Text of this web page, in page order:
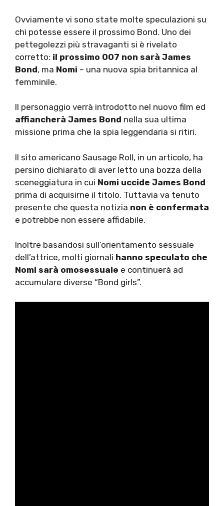
Ovviamente vi sono state molte speculazioni su
chi potesse essere il prossimo Bond. Uno dei
pettegolezzi più stravaganti si è rivelato
corretto: il prossimo 007 non sarà James
Bond, ma Nomi – una nuova spia britannica al
femminile.
Il personaggio verrà introdotto nel nuovo film ed
affiancherà James Bond nella sua ultima
missione prima che la spia leggendaria si ritiri.
Il sito americano Sausage Roll, in un articolo, ha
persino dichiarato di aver letto una bozza della
sceneggiatura in cui Nomi uccide James Bond
prima di acquisirne il titolo. Tuttavia va tenuto
presente che questa notizia non è confermata
e potrebbe non essere affidabile.
Inoltre basandosi sull’orientamento sessuale
dell’attrice, molti giornali hanno speculato che
Nomi sarà omosessuale e continuerà ad
accumulare diverse “Bond girls”.